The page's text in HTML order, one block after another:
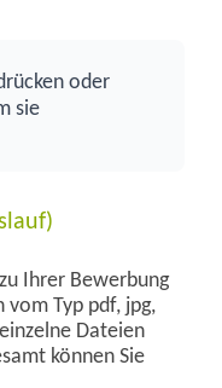
oder
sie
Ihrer Bewerbung
Typ pdf, jpg,
Dateien
können Sie